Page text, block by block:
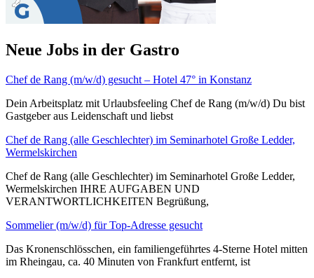
Neue Jobs in der Gastro
Chef de Rang (m/w/d) gesucht – Hotel 47° in Konstanz
Dein Arbeitsplatz mit Urlaubsfeeling Chef de Rang (m/w/d) Du bist
Gastgeber aus Leidenschaft und liebst
Chef de Rang (alle Geschlechter) im Seminarhotel Große Ledder,
Wermelskirchen
Chef de Rang (alle Geschlechter) im Seminarhotel Große Ledder,
Wermelskirchen IHRE AUFGABEN UND
VERANTWORTLICHKEITEN Begrüßung,
Sommelier (m/w/d) für Top-Adresse gesucht
Das Kronenschlösschen, ein familiengeführtes 4-Sterne Hotel mitten
im Rheingau, ca. 40 Minuten von Frankfurt entfernt, ist